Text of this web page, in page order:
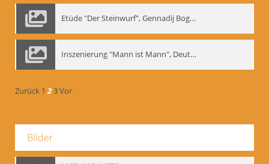
Etüde "Der Steinwurf", Gennadij Bogdanow
Inszenierung "Mann ist Mann", Deutsches Theater Berlin, 1997
Zurück 1 23Vor
Bilder